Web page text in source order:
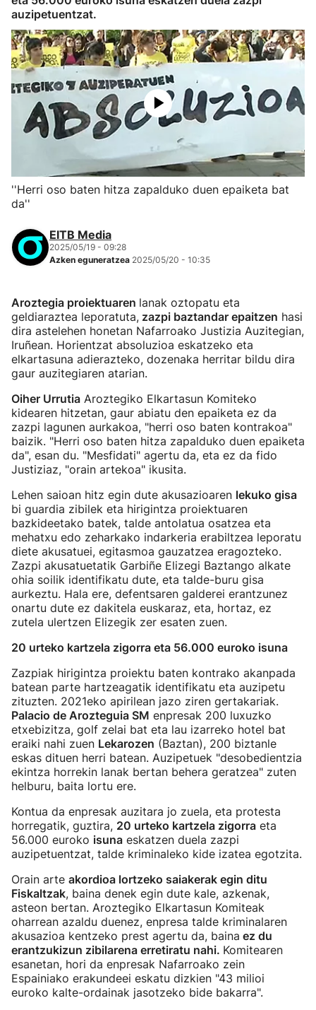
auzipetuentzat.
''Herri oso baten hitza zapalduko duen epaiketa bat
da''
EITB Media
2025/05/19 - 09:28
Azken eguneratzea 2025/05/20 - 10:35
Aroztegia proiektuaren lanak oztopatu eta
geldiaraztea leporatuta, zazpi baztandar epaitzen hasi
dira astelehen honetan Nafarroako Justizia Auzitegian,
Iruñean. Horientzat absoluzioa eskatzeko eta
elkartasuna adierazteko, dozenaka herritar bildu dira
gaur auzitegiaren atarian.
Oiher Urrutia Aroztegiko Elkartasun Komiteko
kidearen hitzetan, gaur abiatu den epaiketa ez da
zazpi lagunen aurkakoa, "herri oso baten kontrakoa"
baizik. "Herri oso baten hitza zapalduko duen epaiketa
da", esan du. "Mesfidati" agertu da, eta ez da fido
Justiziaz, "orain artekoa" ikusita.
Lehen saioan hitz egin dute akusazioaren lekuko gisa
bi guardia zibilek eta hirigintza proiektuaren
bazkideetako batek, talde antolatua osatzea eta
mehatxu edo zeharkako indarkeria erabiltzea leporatu
diete akusatuei, egitasmoa gauzatzea eragozteko.
Zazpi akusatuetatik Garbiñe Elizegi Baztango alkate
ohia soilik identifikatu dute, eta talde-buru gisa
aurkeztu. Hala ere, defentsaren galderei erantzunez
onartu dute ez dakitela euskaraz, eta, hortaz, ez
zutela ulertzen Elizegik zer esaten zuen.
20 urteko kartzela zigorra eta 56.000 euroko isuna
Zazpiak hirigintza proiektu baten kontrako akanpada
batean parte hartzeagatik identifikatu eta auzipetu
zituzten. 2021eko apirilean jazo ziren gertakariak.
Palacio de Arozteguia SM enpresak 200 luxuzko
etxebizitza, golf zelai bat eta lau izarreko hotel bat
eraiki nahi zuen Lekarozen (Baztan), 200 biztanle
eskas dituen herri batean. Auzipetuek "desobedientzia
ekintza horrekin lanak bertan behera geratzea" zuten
helburu, baita lortu ere.
Kontua da enpresak auzitara jo zuela, eta protesta
horregatik, guztira, 20 urteko kartzela zigorra eta
56.000 euroko isuna eskatzen duela zazpi
auzipetuentzat, talde kriminaleko kide izatea egotzita.
Orain arte akordioa lortzeko saiakerak egin ditu
Fiskaltzak, baina denek egin dute kale, azkenak,
asteon bertan. Aroztegiko Elkartasun Komiteak
oharrean azaldu duenez, enpresa talde kriminalaren
akusazioa kentzeko prest agertu da, baina ez du
erantzukizun zibilarena erretiratu nahi. Komitearen
esanetan, hori da enpresak Nafarroako zein
Espainiako erakundeei eskatu dizkien "43 milioi
euroko kalte-ordainak jasotzeko bide bakarra".